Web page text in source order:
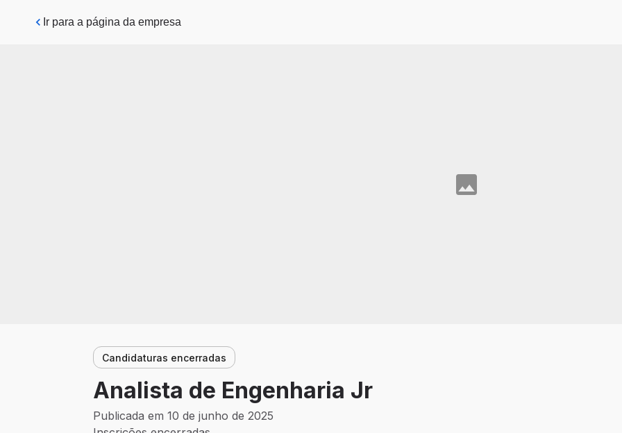
Pular para o conteúdo principal
Ir para a página da empresa
Candidaturas encerradas
Analista de Engenharia Jr
Publicada em 10 de junho de 2025